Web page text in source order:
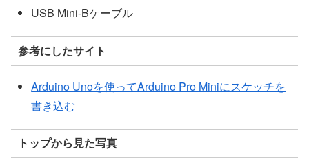
USB Mini-Bケーブル
参考にしたサイト
Arduino Unoを使ってArduino Pro Miniにスケッチを
書き込む
トップから見た写真